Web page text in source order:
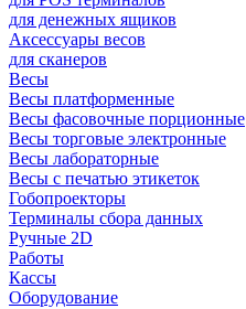
для денежных ящиков
Аксессуары весов
для сканеров
Весы
Весы платформенные
Весы фасовочные порционные
Весы торговые электронные
Весы лабораторные
Весы с печатью этикеток
Гобопроекторы
Терминалы сбора данных
Ручные 2D
Работы
Кассы
Оборудование